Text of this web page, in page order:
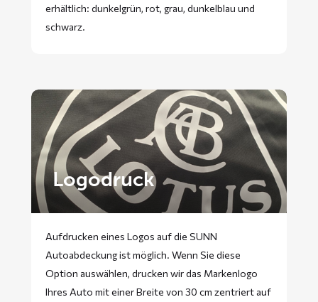
erhältlich: dunkelgrün, rot, grau, dunkelblau und
schwarz.
Logodruck
Aufdrucken eines Logos auf die SUNN
Autoabdeckung ist möglich. Wenn Sie diese
Option auswählen, drucken wir das Markenlogo
Ihres Auto mit einer Breite von 30 cm zentriert auf